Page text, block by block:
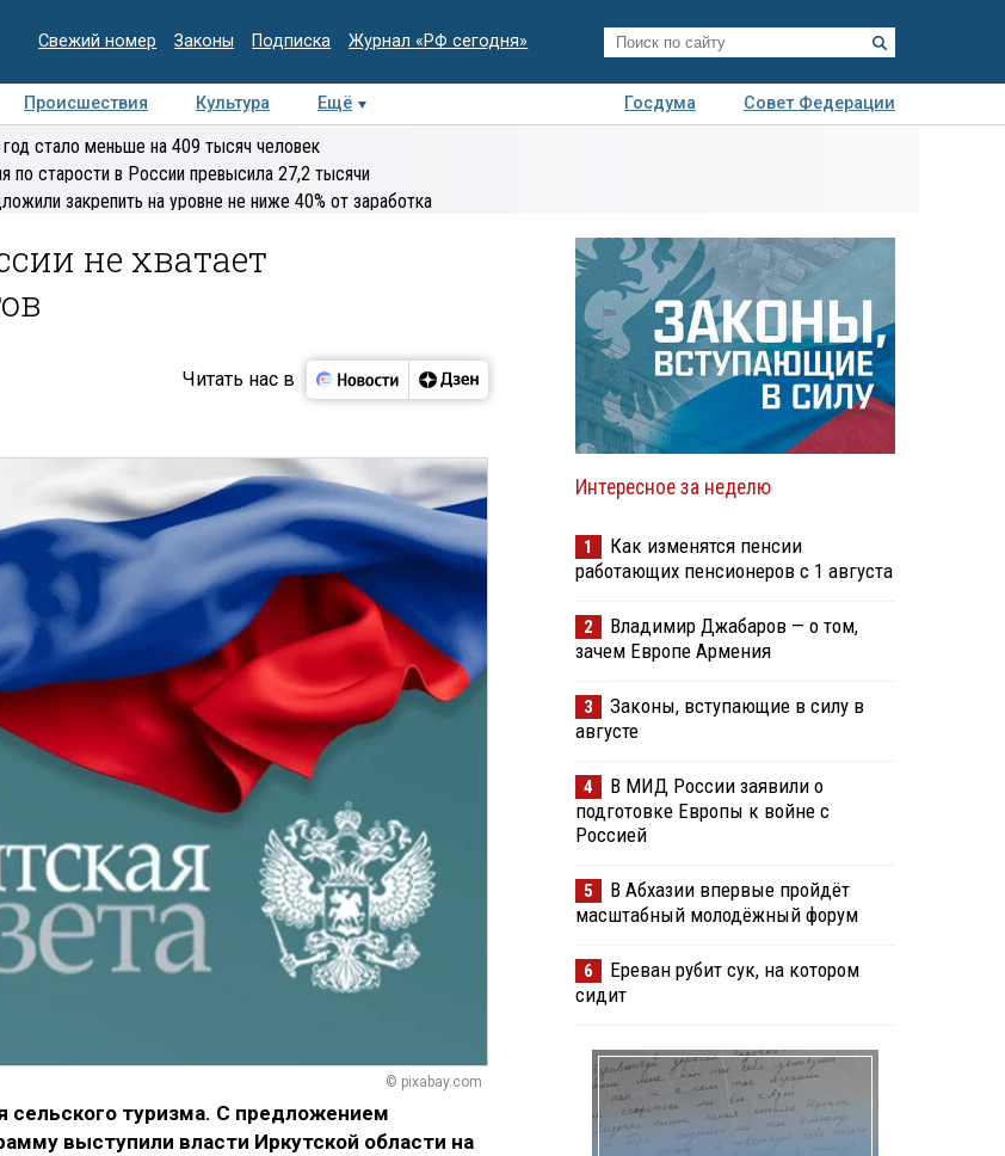
Свежий номер Законы Подписка Журнал «РФ сегодня»
Происшествия Культура Ещё Госдума
Совет Федерации
Интервью Колумнисты
стало меньше на 409 тысяч человек
по старости в России превысила 27,2 тысячи
закрепить на уровне не ниже 40% от заработка
не хватает
Читать нас в
© pixabay.com
сельского туризма. С предложением
выступили власти Иркутской области на
Интересное за неделю
1
Как изменятся пенсии
работающих пенсионеров с 1 августа
2
Владимир Джабаров — о том,
зачем Европе Армения
3
Законы, вступающие в силу в
августе
4
В МИД России заявили о
подготовке Европы к войне с
Россией
5
В Абхазии впервые пройдёт
масштабный молодёжный форум
6
Ереван рубит сук, на котором
сидит